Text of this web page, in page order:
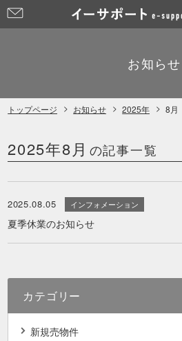
問
せ
お知らせ
トップページ お知らせ 2025年 8月
2025年8月 の記事一覧
2025.08.05 インフォメーション
夏季休業のお知らせ
カテゴリー
新規売物件